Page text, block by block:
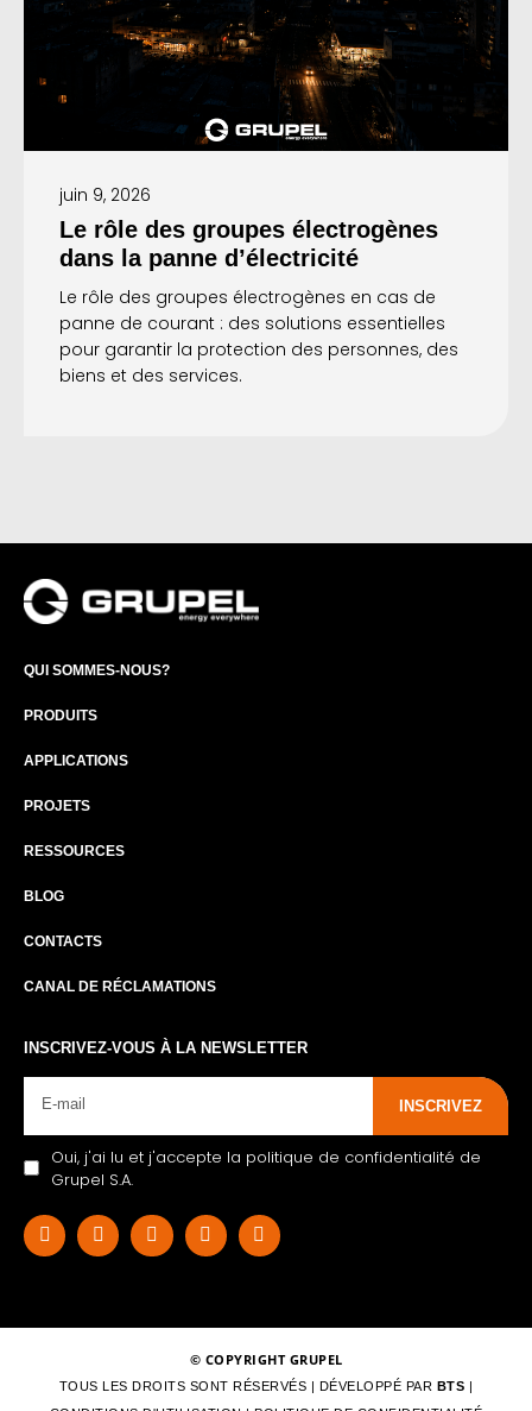
juin 9, 2026
Le rôle des groupes électrogènes
dans la panne d’électricité
Le rôle des groupes électrogènes en cas de
panne de courant : des solutions essentielles
pour garantir la protection des personnes, des
biens et des services.
QUI SOMMES-NOUS?
PRODUITS
APPLICATIONS
PROJETS
RESSOURCES
BLOG
CONTACTS
CANAL DE RÉCLAMATIONS
INSCRIVEZ-VOUS À LA NEWSLETTER
INSCRIVEZ
Oui, j'ai lu et j'accepte la politique de confidentialité de
Grupel S.A.
© COPYRIGHT GRUPEL
TOUS LES DROITS SONT RÉSERVÉS | DÉVELOPPÉ PAR BTS |